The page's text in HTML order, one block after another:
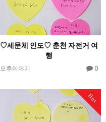
♡세문체 인도♡ 춘천 자전거 여
행
오후이야기 0
Hot